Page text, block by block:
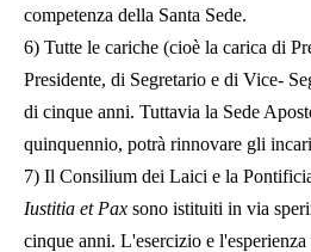
competenza della Santa Sede.
6) Tutte le cariche (cioè la carica di
Presidente, di Segretario e di Vice-
di cinque anni. Tuttavia la Sede
quinquennio, potrà rinnovare gli
7) Il Consilium dei Laici e la
Iustitia et Pax sono istituiti in via
cinque anni. L'esercizio e